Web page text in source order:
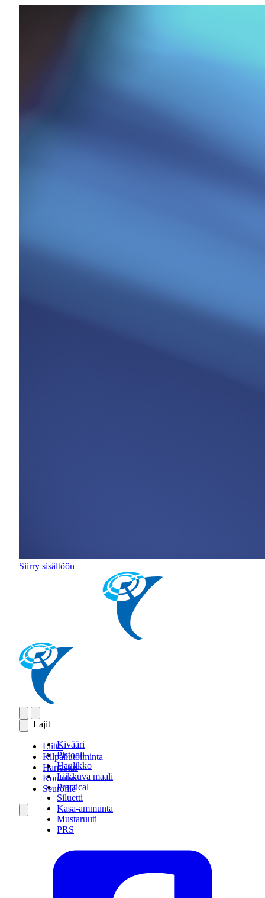
Siirry sisältöön
Lajit
Kivääri
Pistooli
Haulikko
Liikkuva maali
Practical
Siluetti
Kasa-ammunta
Mustaruuti
PRS
Liitto
Kilpailutoiminta
Harrastus
Koulutus
Seuroille